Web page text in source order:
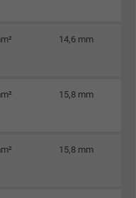
Tracking
Tracking-Service.
14,6 mm
15,8 mm
15,8 mm